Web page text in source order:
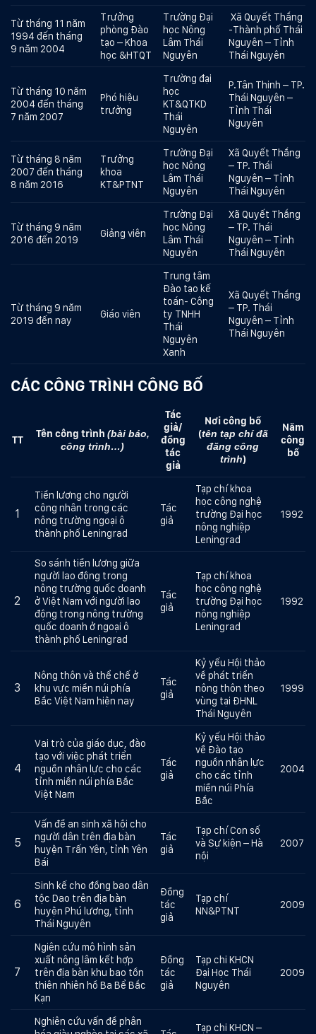
Từ tháng 11 năm
1994 đến tháng
9 năm 2004
Trưởng
phòng Đào
tạo – Khoa
học &HTQT
Trường Đại
học Nông
Lâm Thái
Nguyên
Xã Quyết Thắng
-Thành phố Thái
Nguyên – Tỉnh
Thái Nguyên
Từ tháng 10 năm
2004 đến tháng
7 năm 2007
Phó hiệu
trưởng
Trường đại
học
KT&QTKD
Thái
Nguyên
P.Tân Thịnh – TP.
Thái Nguyên –
Tỉnh Thái
Nguyên
Từ tháng 8 năm
2007 đến tháng
8 năm 2016
Trưởng
khoa
KT&PTNT
Trường Đại
học Nông
Lâm Thái
Nguyên
Xã Quyết Thắng
– TP. Thái
Nguyên – Tỉnh
Thái Nguyên
Từ tháng 9 năm
2016 đến 2019
Giảng viên
Trường Đại
học Nông
Lâm Thái
Nguyên
Xã Quyết Thắng
– TP. Thái
Nguyên – Tỉnh
Thái Nguyên
Từ tháng 9 năm
2019 đến nay
Giáo viên
Trung tâm
Đào tạo kế
toán- Công
ty TNHH
Thái
Nguyên
Xanh
Xã Quyết Thắng
– TP. Thái
Nguyên – Tỉnh
Thái Nguyên
CÁC CÔNG TRÌNH CÔNG BỐ
TT
Tên công trình (bài báo,
công trình…)
Tác
giả/
đồng
tác
giả
Nơi công bố
(tên tạp chí đã
đăng công
trình)
Năm
công
bố
1
Tiền lương cho người
công nhân trong các
nông trường ngoại ô
thành phố Leningrad
Tác
giả
Tạp chí khoa
học công nghệ
trường Đại học
nông nghiệp
Leningrad
1992
2
So sánh tiền lương giữa
người lao động trong
nông trường quốc doanh
ở Việt Nam với người lao
động trong nông trường
quốc doanh ở ngoại ô
thành phố Leningrad
Tác
giả
Tạp chí khoa
học công nghệ
trường Đại học
nông nghiệp
Leningrad
1992
3
Nông thôn và thể chế ở
khu vực miền núi phía
Bắc Việt Nam hiện nay
Tác
giả
Kỷ yếu Hội thảo
về phát triển
nông thôn theo
vùng tại ĐHNL
Thái Nguyên
1999
4
Vai trò của giáo dục, đào
tạo với việc phát triển
nguồn nhân lực cho các
tỉnh miền núi phía Bắc
Việt Nam
Tác
giả
Kỷ yếu Hội thảo
về Đào tạo
nguồn nhân lực
cho các tỉnh
miền núi Phía
Bắc
2004
5
Vấn đề an sinh xã hội cho
người dân trên địa bàn
huyện Trấn Yên, tỉnh Yên
Bái
Tác
giả
Tạp chí Con số
và Sự kiện – Hà
nội
2007
6
Sinh kế cho đồng bao dân
tộc Dao trên địa bàn
huyện Phú lương, tỉnh
Thái Nguyên
Đồng
tác
giả
Tạp chí
NN&PTNT
2009
7
Ngiên cứu mô hình sản
xuất nông lâm kết hợp
trên địa bàn khu bao tồn
thiên nhiên hồ Ba Bể Bắc
Kạn
Đồng
tác
giả
Tạp chi KHCN
Đại Học Thái
Nguyên
2009
Nghiên cứu vấn đề phân
Tạp chi KHCN –